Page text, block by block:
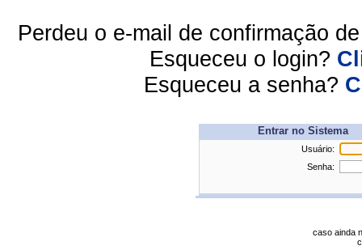
Perdeu o e-mail de confirmação
Esqueceu o login?
Esqueceu a senha?
Entrar no Sistema
Usuário:
Senha:
caso ainda